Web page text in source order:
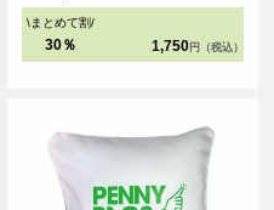
\まとめて割/
30％ 1,750 円（税込）